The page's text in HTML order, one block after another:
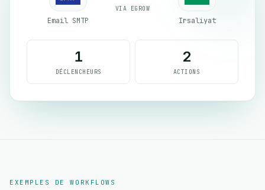
Email SMTP
VIA EGROW
Irsaliyat
1
DÉCLENCHEURS
2
ACTIONS
EXEMPLES DE WORKFLOWS